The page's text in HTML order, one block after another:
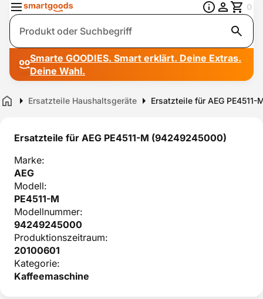
Suche
0
Smarte GOODIES. Smart erklärt. Deine Extras.
Deine Wahl.
Home Ersatzteile Haushaltsgeräte Ersatzteile für AEG
Ersatzteile für AEG PE4511-M (94249245000)
Marke:
AEG
Modell:
PE4511-M
Modellnummer:
94249245000
Produktionszeitraum:
20100601
Kategorie:
Kaffeemaschine